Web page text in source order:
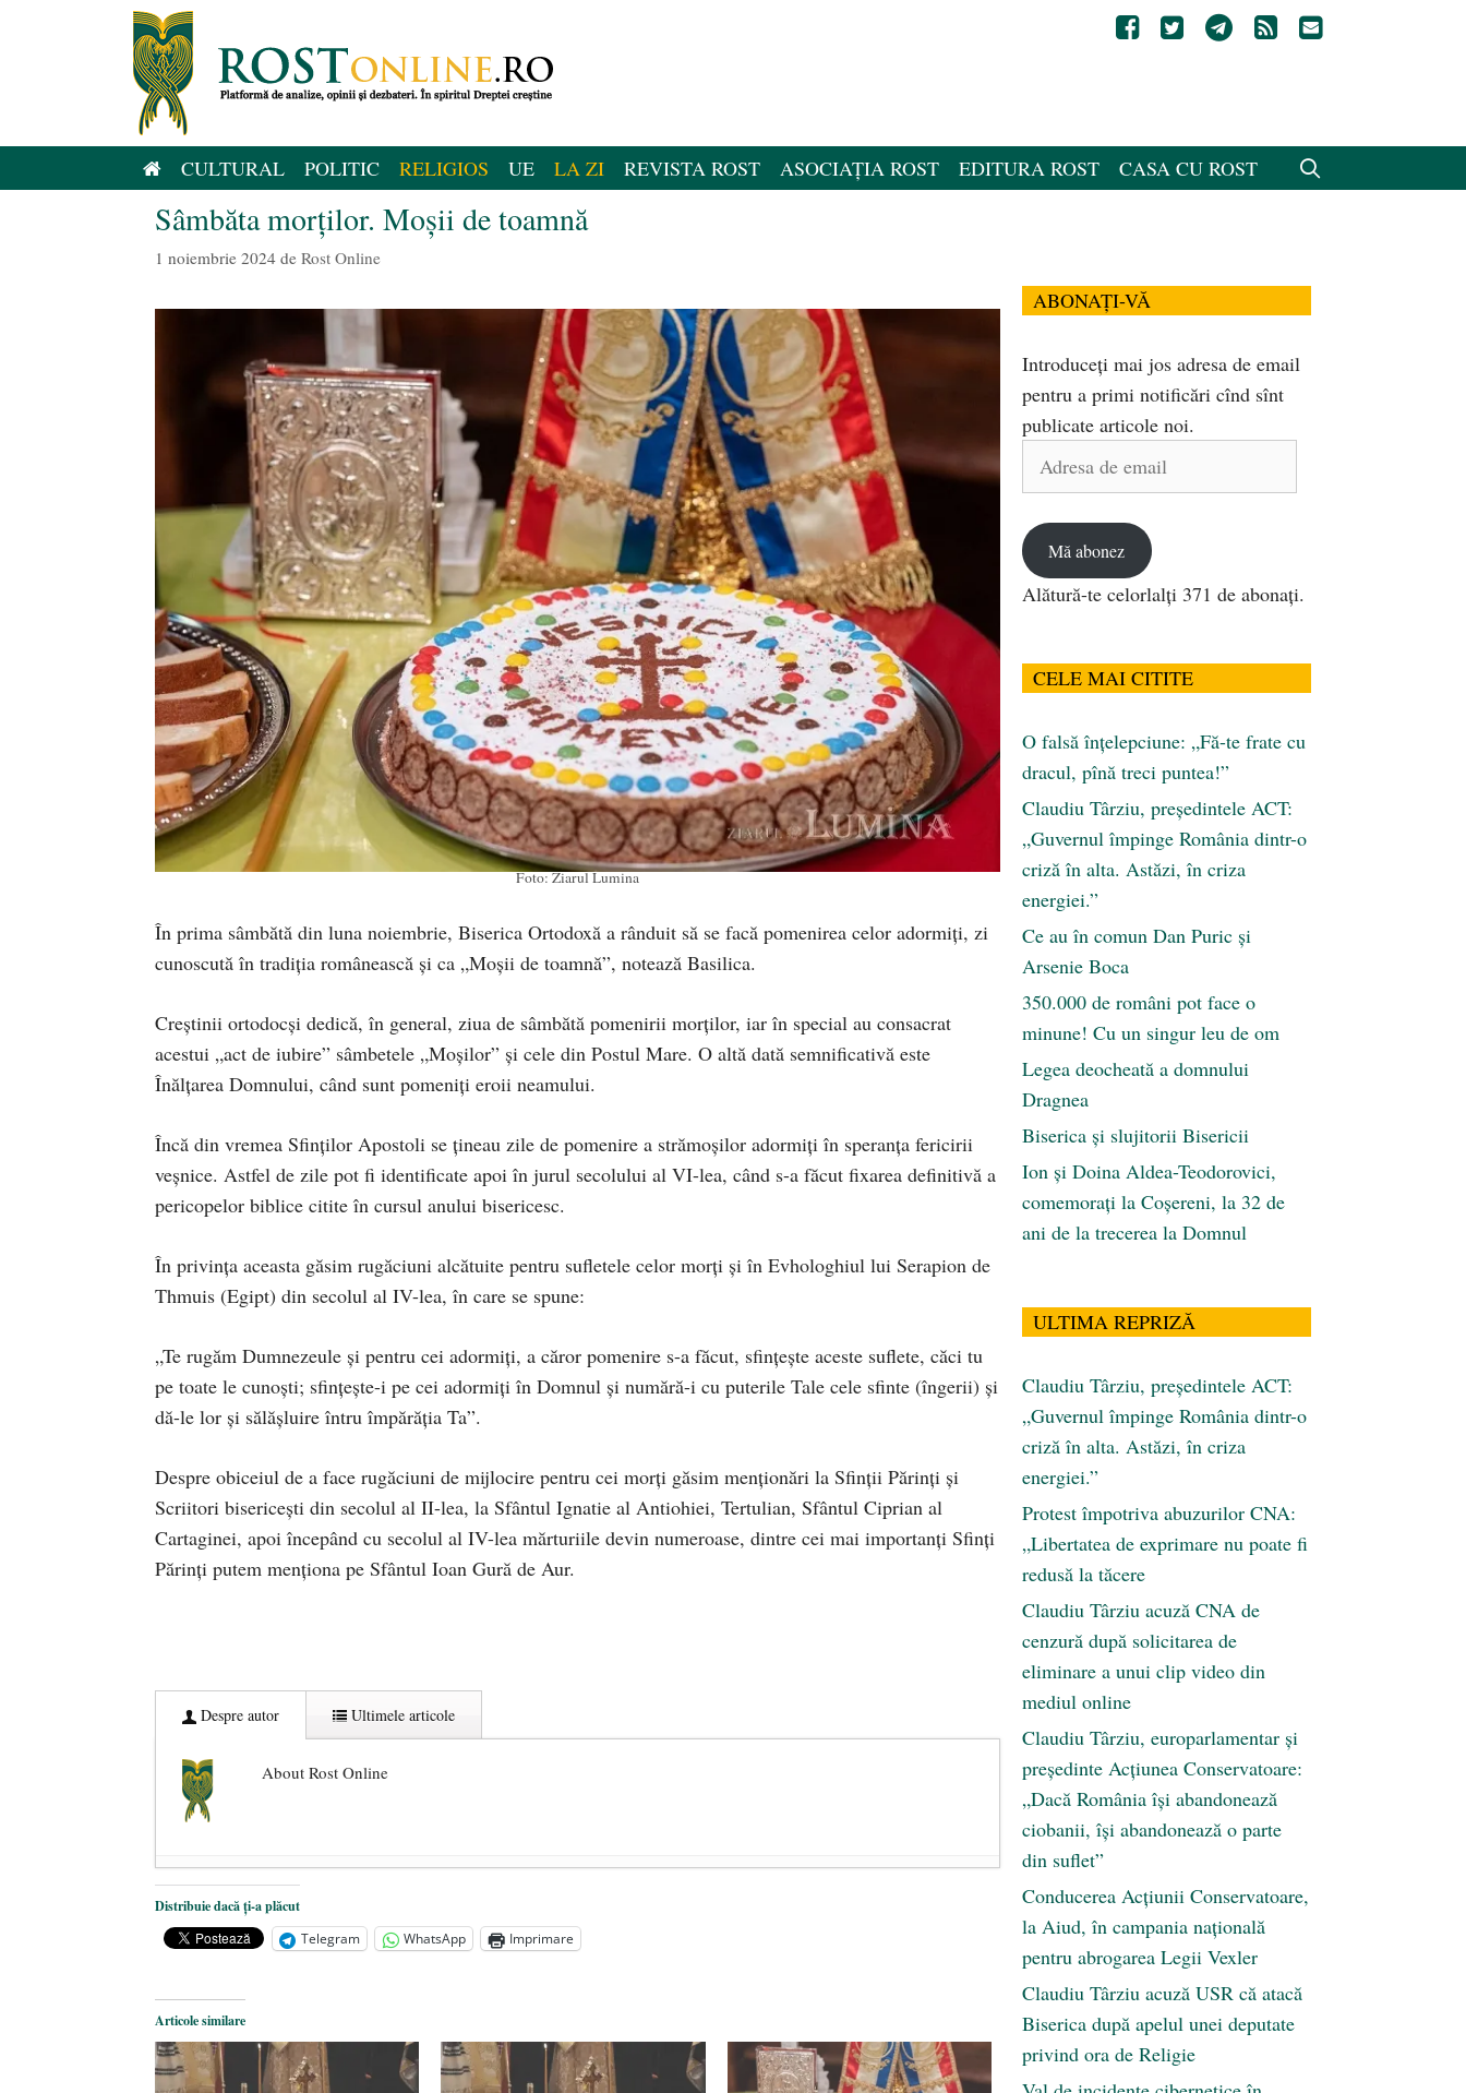
CULTURAL POLITIC RELIGIOS UE LA ZI REVISTA ROST ASOCIAȚIA ROST EDITURA ROST CASA CU ROST
Sâmbăta morților. Moșii de toamnă
1 noiembrie 2024 de Rost Online
Foto: Ziarul Lumina
În prima sâmbătă din luna noiembrie, Biserica Ortodoxă a rânduit să se facă pomenirea celor adormiţi, zi
cunoscută în tradiţia românească şi ca „Moşii de toamnă”, notează Basilica.
Creștinii ortodocși dedică, în general, ziua de sâmbătă pomenirii morților, iar în special au consacrat
acestui „act de iubire” sâmbetele „Moșilor” și cele din Postul Mare. O altă dată semnificativă este
Înălțarea Domnului, când sunt pomeniți eroii neamului.
Încă din vremea Sfinţilor Apostoli se ţineau zile de pomenire a strămoşilor adormiţi în speranţa fericirii
veşnice. Astfel de zile pot fi identificate apoi în jurul secolului al VI-lea, când s-a făcut fixarea definitivă a
pericopelor biblice citite în cursul anului bisericesc.
În privinţa aceasta găsim rugăciuni alcătuite pentru sufletele celor morţi şi în Evhologhiul lui Serapion de
Thmuis (Egipt) din secolul al IV-lea, în care se spune:
„Te rugăm Dumnezeule şi pentru cei adormiţi, a căror pomenire s-a făcut, sfinţeşte aceste suflete, căci tu
pe toate le cunoşti; sfinţeşte-i pe cei adormiţi în Domnul şi numără-i cu puterile Tale cele sfinte (îngerii) şi
dă-le lor şi sălăşluire întru împărăţia Ta”.
Despre obiceiul de a face rugăciuni de mijlocire pentru cei morţi găsim menţionări la Sfinţii Părinţi şi
Scriitori bisericeşti din secolul al II-lea, la Sfântul Ignatie al Antiohiei, Tertulian, Sfântul Ciprian al
Cartaginei, apoi începând cu secolul al IV-lea mărturiile devin numeroase, dintre cei mai importanţi Sfinţi
Părinţi putem menţiona pe Sfântul Ioan Gură de Aur.
Despre autor Ultimele articole
About Rost Online
Dezvăluiri cutremurătoare despre președintele Ucrainei, Volodymyr Zelensky
Statul care servește Națiunea - 21 aprilie 2026
Legea Vexler produce efecte. Bustul poetului Octavian Goga, înlăturat din Iași
Distribuie dacă ți-a plăcut
Telegram
WhatsApp Imprimare
Articole similare
ABONAȚI-VĂ
Introduceți mai jos adresa de email
pentru a primi notificări cînd sînt
publicate articole noi.
Adresa
Mă abonez
Alătură-te celorlalți 371 de abonați.
CELE MAI CITITE
O falsă înțelepciune: „Fă-te frate cu
dracul, pînă treci puntea!”
Claudiu Târziu, președintele ACT:
„Guvernul împinge România dintr-o
criză în alta. Astăzi, în criza
energiei.”
Ce au în comun Dan Puric şi
Arsenie Boca
350.000 de români pot face o
minune! Cu un singur leu de om
Legea deocheată a domnului
Dragnea
Biserica și slujitorii Bisericii
Ion și Doina Aldea-Teodorovici,
comemorați la Coșereni, la 32 de
ani de la trecerea la Domnul
ULTIMA REPRIZĂ
Claudiu Târziu, președintele ACT:
„Guvernul împinge România dintr-o
criză în alta. Astăzi, în criza
energiei.”
Protest împotriva abuzurilor CNA:
„Libertatea de exprimare nu poate fi
redusă la tăcere
Claudiu Târziu acuză CNA de
cenzură după solicitarea de
eliminare a unui clip video din
mediul online
Claudiu Târziu, europarlamentar și
președinte Acțiunea Conservatoare:
„Dacă România își abandonează
ciobanii, își abandonează o parte
din suflet”
Conducerea Acțiunii Conservatoare,
la Aiud, în campania națională
pentru abrogarea Legii Vexler
Claudiu Târziu acuză USR că atacă
Biserica după apelul unei deputate
privind ora de Religie